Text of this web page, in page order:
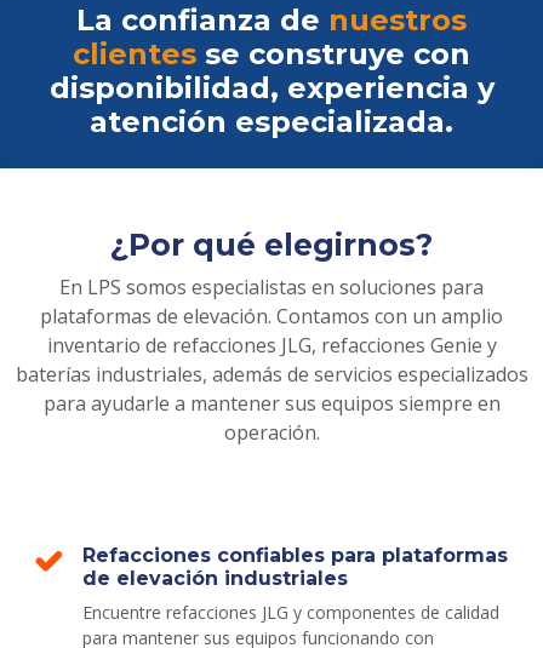
La confianza de nuestros
clientes se construye con
disponibilidad, experiencia y
atención especializada.
¿Por qué elegirnos?
En LPS somos especialistas en soluciones para
plataformas de elevación. Contamos con un amplio
inventario de refacciones JLG, refacciones Genie y
baterías industriales, además de servicios especializados
para ayudarle a mantener sus equipos siempre en
operación.
Refacciones confiables para plataformas
de elevación industriales
Encuentre refacciones JLG y componentes de calidad
para mantener sus equipos funcionando con